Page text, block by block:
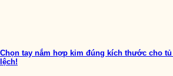
Chọn tay nắm hợp kim đúng kích thước cho
lệch!